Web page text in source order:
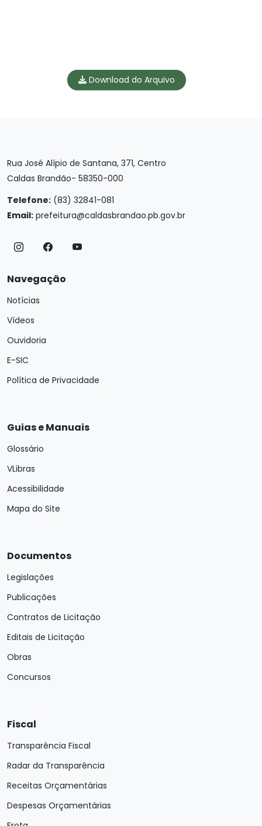
Download do Arquivo
Rua José Alípio de Santana, 371, Centro
Caldas Brandão- 58350-000
Telefone: (83) 32841-081
Email: prefeitura@caldasbrandao.pb.gov.br
Navegação
Notícias
Vídeos
Ouvidoria
E-SIC
Política de Privacidade
Guias e Manuais
Glossário
VLibras
Acessibilidade
Mapa do Site
Documentos
Legislações
Publicações
Contratos de Licitação
Editais de Licitação
Obras
Concursos
Fiscal
Transparência Fiscal
Radar da Transparência
Receitas Orçamentárias
Despesas Orçamentárias